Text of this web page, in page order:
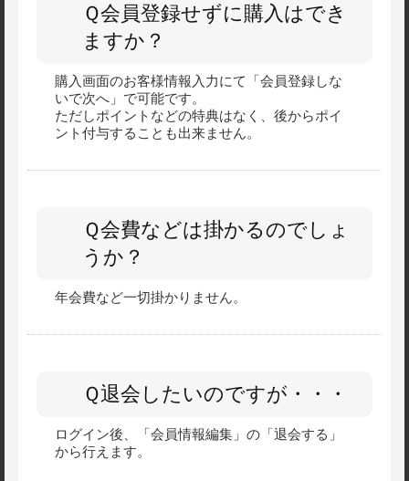
Ｑ会員登録せずに購入はでき
ますか？
購入画面のお客様情報入力にて「会員登録しな
いで次へ」で可能です。
ただしポイントなどの特典はなく、後からポイ
ント付与することも出来ません。
Ｑ会費などは掛かるのでしょ
うか？
年会費など一切掛かりません。
Ｑ退会したいのですが・・・
ログイン後、「会員情報編集」の「退会する」
から行えます。